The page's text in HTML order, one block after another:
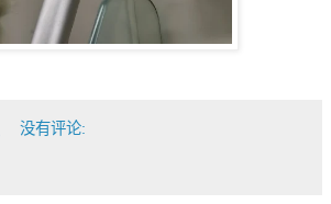
没有评论: